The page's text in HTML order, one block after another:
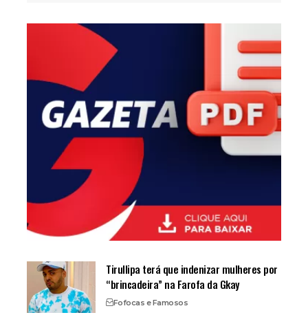
Tirullipa terá que indenizar mulheres por
“brincadeira” na Farofa da Gkay
Fofocas e Famosos